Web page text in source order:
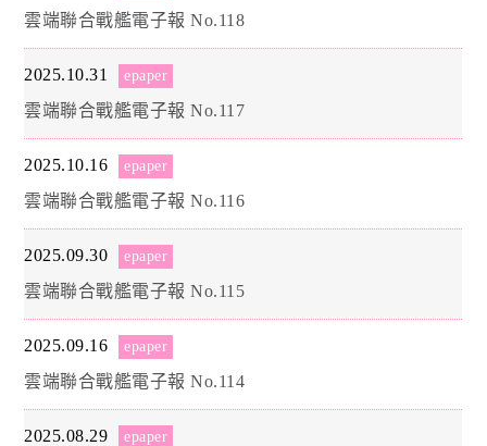
雲端聯合戰艦電子報 No.118
2025.10.31 epaper
雲端聯合戰艦電子報 No.117
2025.10.16 epaper
雲端聯合戰艦電子報 No.116
2025.09.30 epaper
雲端聯合戰艦電子報 No.115
2025.09.16 epaper
雲端聯合戰艦電子報 No.114
2025.08.29 epaper